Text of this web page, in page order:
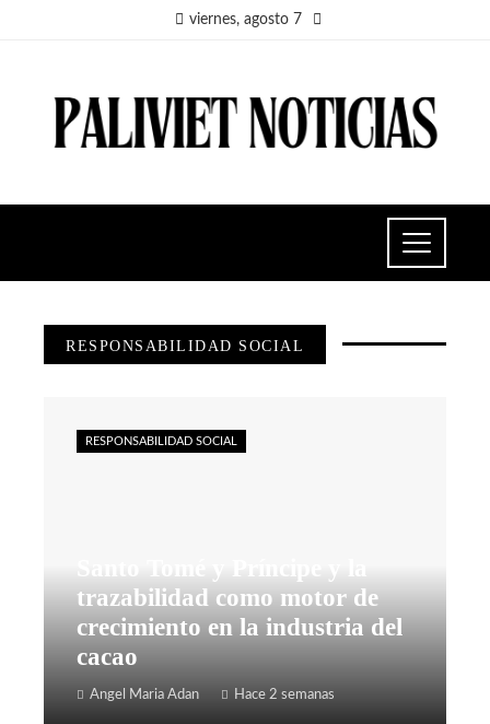
viernes, agosto 7
RESPONSABILIDAD SOCIAL
trazabilidad como motor de
crecimiento en la industria del
cacao
Angel Maria Adan Hace 2 semanas
RESPONSABILIDAD SOCIAL